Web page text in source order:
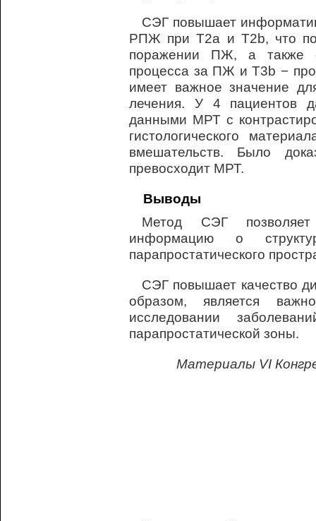
СЭГ повышает
РПЖ при T2a и T2b, что
поражении ПЖ, а также
процесса за ПЖ и T3b −
имеет важное значение
лечения. У 4 пациентов
данными МРТ с
гистологического
вмешательств. Было
превосходит МРТ.
Выводы
Метод СЭГ позволяет
информацию о
парапростатического
СЭГ повышает качество
образом, является
исследовании
парапростатической зоны.
Материалы VI